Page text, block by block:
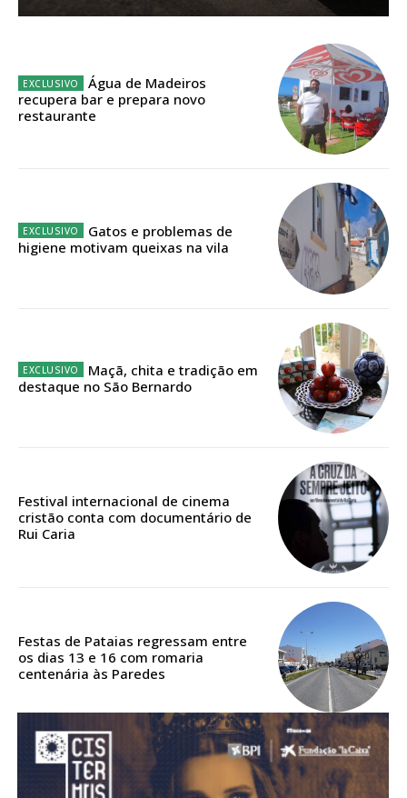
Escolha o plano de assinatura desejado:
32€
Edição em papel entregue à Quinta-feira em sua
casa
Acesso ao conteúdo online
Acesso aos conteúdos Exclusivos para
Escolha o plano
DIGITAL ANUAL
16
12 meses
Acesso ao conteúdo online
Água de Madeiros
recupera bar e prepara novo
restaurante
Gatos e problemas de
higiene motivam queixas na vila
Maçã, chita e tradição em
destaque no São Bernardo
Festival internacional de cinema
cristão conta com documentário de
Rui Caria
Festas de Pataias regressam entre
os dias 13 e 16 com romaria
centenária às Paredes